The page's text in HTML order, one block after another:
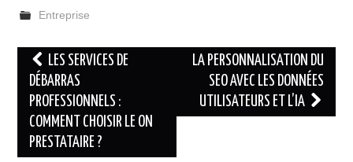
Entreprise
Navigation
des
articles
LES SERVICES DE
DÉBARRAS
PROFESSIONNELS :
COMMENT CHOISIR LE ON
PRESTATAIRE ?
LA PERSONNALISATION DU
SEO AVEC LES DONNÉES
UTILISATEURS ET L’IA